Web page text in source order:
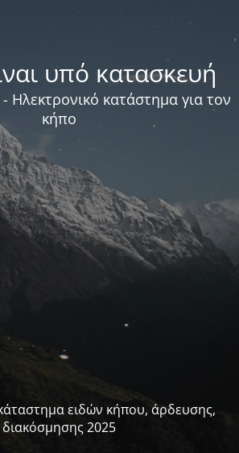
υπό κατασκευή
Ηλεκτρονικό κατάστημα για τον
κήπο
ειδών κήπου, άρδευσης,
διακόσμησης 2025